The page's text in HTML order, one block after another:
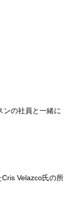
ンの社員と一緒に
Velazco氏の所